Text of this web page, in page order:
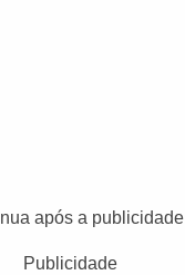
após a publicidade
Publicidade